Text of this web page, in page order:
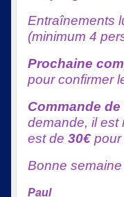
Entraînements
(minimum 4
Prochaine
pour confirmer
Commande
demande, il est
est de 30€pour
Bonne
Paul